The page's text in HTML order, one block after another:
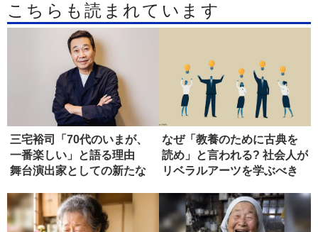
こちらも読まれています
三宅裕司「70代のいまが、
一番楽しい」と語る理由
舞台演出家としての新たな
なぜ「教養のために古典を
読め」と言われる? 社会人が
リベラルアーツを学ぶべき